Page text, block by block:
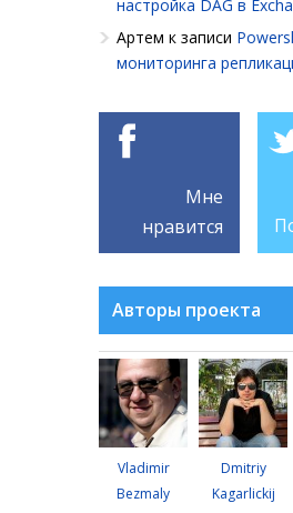
настройка DAG в
Артем к записи
мониторинга
Мне
нравится
Авторы проекта
Vladimir
Bezmaly
Dmitriy
Kagarlickij